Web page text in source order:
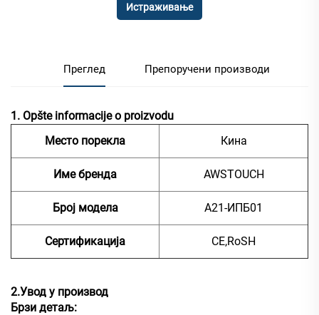
Истраживање
Преглед Препоручени производи
1. Opšte informacije o proizvodu
Место порекла
Кина
Име бренда AWSTOUCH
Број модела А21-ИПБ01
Сертификација CE,RoSH
2.Увод у производ
Брзи детаљ: